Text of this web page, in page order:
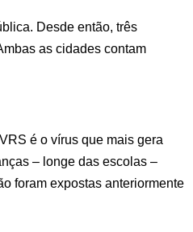
Desde então, três
as cidades contam
é o vírus que mais gera
– longe das escolas –
foram expostas anteriormente